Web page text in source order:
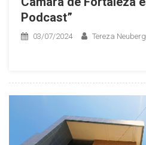
Podcast”
03/07/2024 Tereza